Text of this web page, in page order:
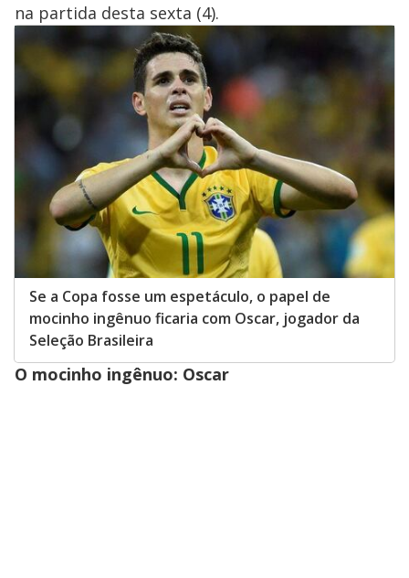
na partida desta sexta (4).
Se a Copa fosse um espetáculo, o papel de
mocinho ingênuo ficaria com Oscar, jogador da
Seleção Brasileira
O mocinho ingênuo: Oscar